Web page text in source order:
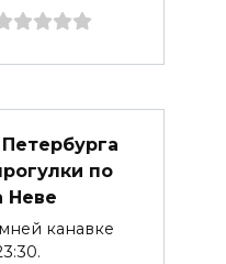
по
Неве
канавке